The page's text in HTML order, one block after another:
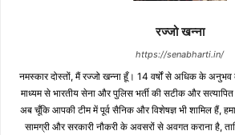
रज्जो खन्ना
https://senabharti.in/
नमस्कार दोस्तों, मैं रज्जो खन्ना हूँ। 14 वर्षों से अधिक के
माध्यम से भारतीय सेना और पुलिस भर्ती की सटीक और
अब चूँकि आपकी टीम में पूर्व सैनिक और विशेषज्ञ भी शामिल हैं,
सामग्री और सरकारी नौकरी के अवसरों से अवगत कराना है,